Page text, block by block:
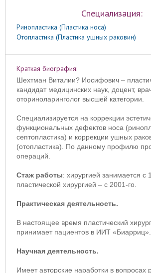
Специализация:
Ринопластика (Пластика носа)
Отопластика (Пластика ушных раковин)
Краткая биография:
Шехтман Виталии? Иосифович –
кандидат медицинских наук, доцент,
оториноларинголог высшей категории.
Cпециализируется на коррекции
функциональных дефектов носа
септопластика) и коррекции ушных
(отопластика). По данному профилю
операций.
Стаж работы: хирургией занимается с
пластической хирургией – с 2001-го.
Практическая деятельность.
В настоящее время пластический
принимает пациентов в ИИТ «Биарриц».
Научная деятельность.
Имеет авторские наработки в вопросах